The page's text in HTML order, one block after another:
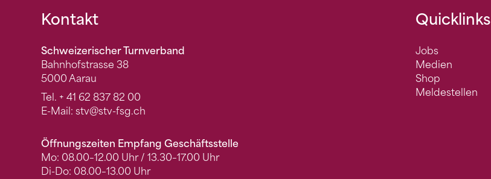
Fusszeile
Kontakt
Schweizerischer Turnverband
Bahnhofstrasse 38
5000 Aarau
Tel. + 41 62 837 82 00
E-Mail: stv@stv-fsg.ch
Öffnungszeiten Empfang Geschäftsstelle
Mo: 08.00–12.00 Uhr / 13.30–17.00 Uhr
Di-Do: 08.00–13.00 Uhr
Quicklinks
Jobs
Medien
Shop
Meldestellen